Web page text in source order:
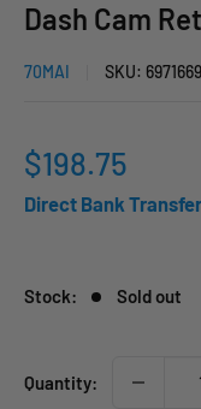
Dash Cam
70MAI SKU:
Sale
price
$198.75
Direct Bank Transfer
Stock: Sold out
Quantity: